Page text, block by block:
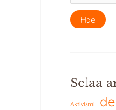
Selaa
Aktivismi